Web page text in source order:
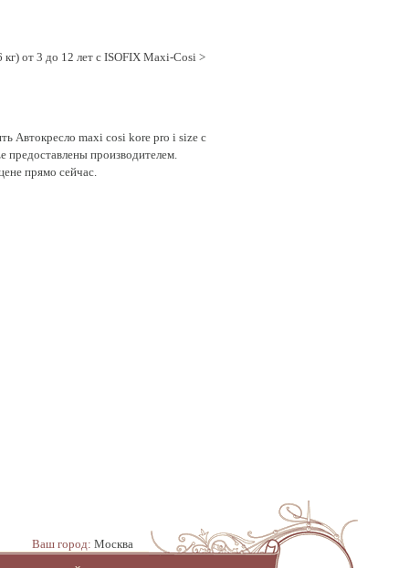
от 3 до 12 лет с ISOFIX Maxi-Cosi >
Автокресло maxi cosi kore pro i size с
предоставлены производителем.
прямо сейчас.
Ваш город: Москва